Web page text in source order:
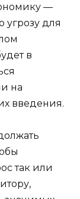
—
угрозу для
в
на
введения.
так или